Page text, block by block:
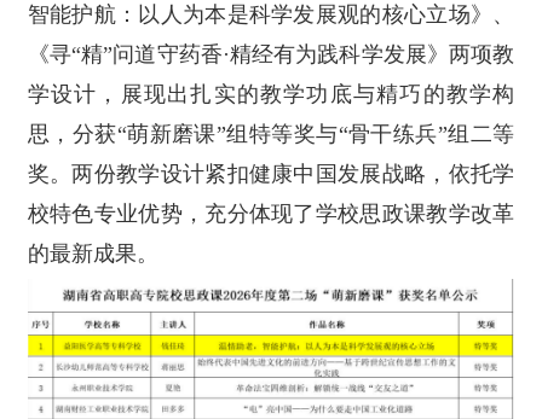
智能护航：以人为本是科学发展观的核心立场》、
《寻“精”问道守药香·精经有为践科学发展》两项教
学设计，展现出扎实的教学功底与精巧的教学构
思，分获“萌新磨课”组特等奖与“骨干练兵”组二等
奖。两份教学设计紧扣健康中国发展战略，依托学
校特色专业优势，充分体现了学校思政课教学改革
的最新成果。